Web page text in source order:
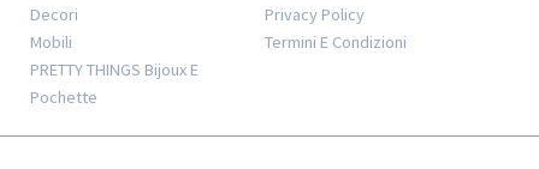
Decori
Mobili
PRETTY THINGS Bijoux E
Pochette
Privacy Policy
Termini E Condizioni